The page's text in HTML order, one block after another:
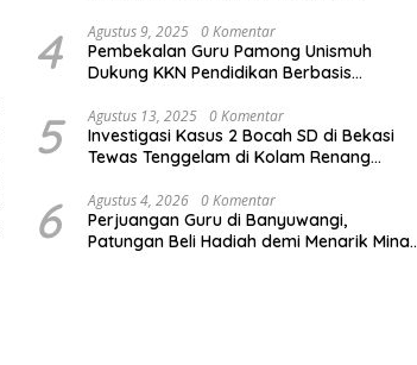
4 Agustus 9, 2025 0 Komentar
Pembekalan Guru Pamong Unismuh
Dukung KKN Pendidikan Berbasis
5 Agustus 13, 2025 0 Komentar
Investigasi Kasus 2 Bocah SD di Bekasi
Tewas Tenggelam di Kolam Renang
6 Agustus 4, 2026 0 Komentar
Perjuangan Guru di Banyuwangi,
Patungan Beli Hadiah demi Menarik Minat